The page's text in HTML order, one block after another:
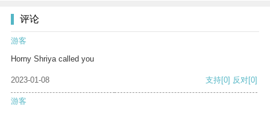
评论
游客
Horny Shriya called you
2023-01-08 支持[0] 反对[0]
游客